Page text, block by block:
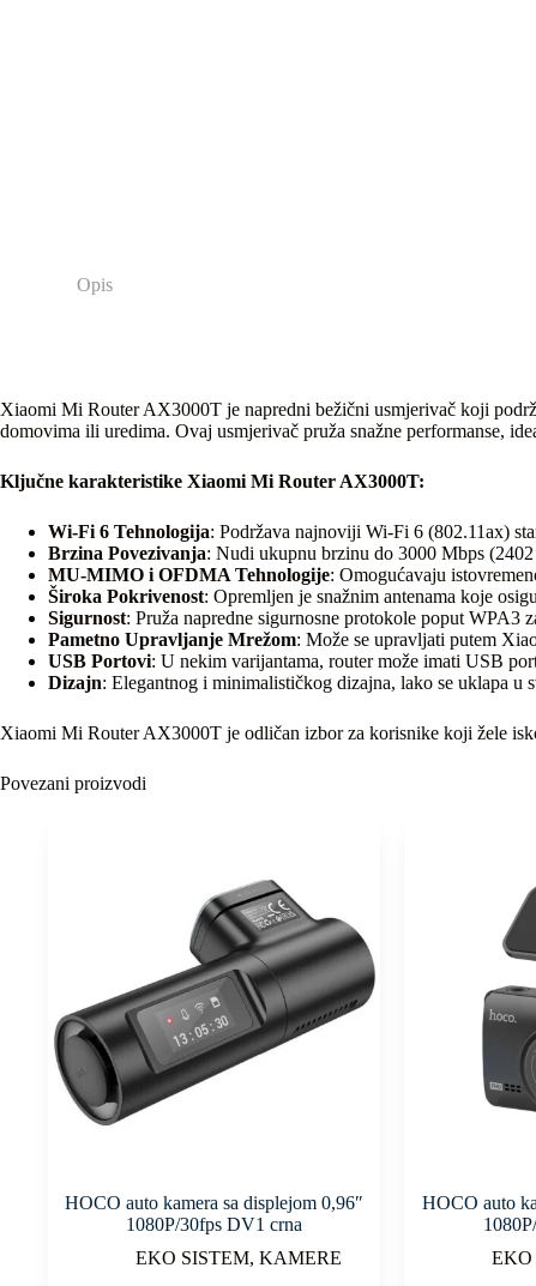
Opis
Xiaomi Mi Router AX3000T je napredni bežični usmjerivač koji
domovima ili uredima. Ovaj usmjerivač pruža snažne performanse,
Ključne karakteristike Xiaomi Mi Router AX3000T:
Wi-Fi 6 Tehnologija: Podržava najnoviji Wi-Fi 6 (802.11ax)
Brzina Povezivanja: Nudi ukupnu brzinu do 3000 Mbps
MU-MIMO i OFDMA Tehnologije: Omogućavaju
Široka Pokrivenost: Opremljen je snažnim antenama koje
Sigurnost: Pruža napredne sigurnosne protokole poput WPA3
Pametno Upravljanje Mrežom: Može se upravljati putem
USB Portovi: U nekim varijantama, router može imati USB
Dizajn: Elegantnog i minimalističkog dizajna, lako se uklapa u
Xiaomi Mi Router AX3000T je odličan izbor za korisnike koji žele
Povezani proizvodi
HOCO auto kamera sa displejom 0,96″
1080P/30fps DV1 crna
EKO SISTEM, KAMERE
HOCO auto
EKO